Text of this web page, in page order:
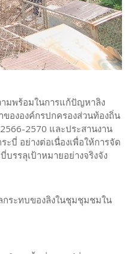
มพร้อมในการแก้ปัญหาลิง
ององค์กรปกครองส่วนท้องถิ่น
2570 และประสานงาน
ะบี่ อย่างต่อเนื่องเพื่อให้การจัด
รรลุเป้าหมายอย่างจริงจัง
ระทบของลิงในชุมชุมชมใน